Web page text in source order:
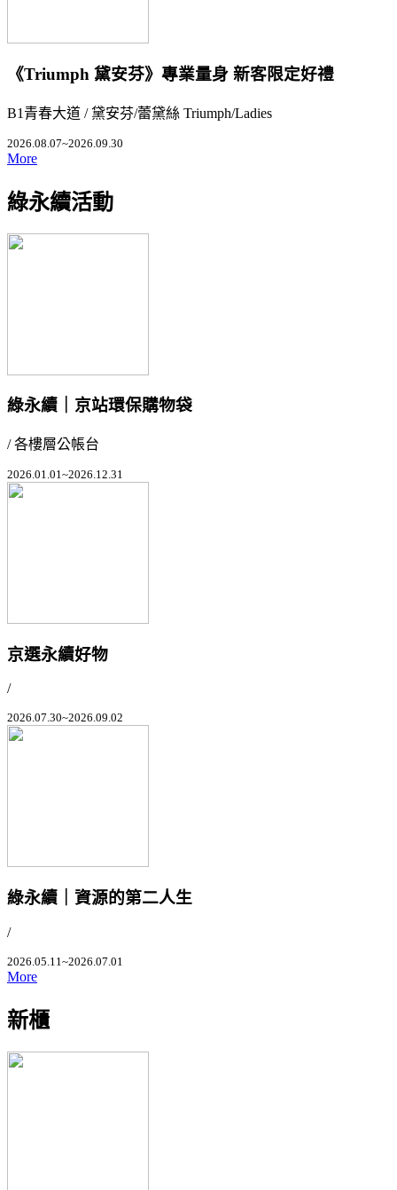
《Triumph 黛安芬》專業量身 新客限定好禮
B1青春大道 / 黛安芬/蕾黛絲 Triumph/Ladies
2026.08.07~2026.09.30
More
綠永續活動
綠永續｜京站環保購物袋
/ 各樓層公帳台
2026.01.01~2026.12.31
京選永續好物
/
2026.07.30~2026.09.02
綠永續｜資源的第二人生
/
2026.05.11~2026.07.01
More
新櫃